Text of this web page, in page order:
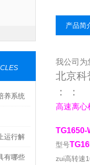
养系统
运行解
有哪些
产品简
我公司为
北京科
：
：
高速离心
TG1650-
型号
zui高转速